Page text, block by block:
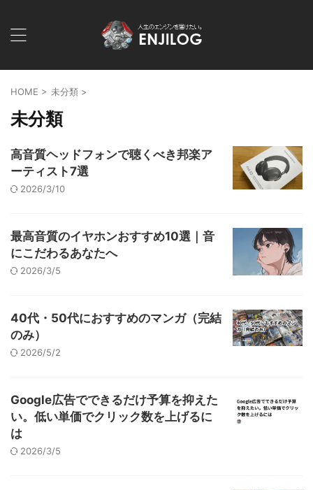
HOME > 未分類 >
未分類
高音質ヘッドフォンで聴くべき邦楽ア
ーティスト7選
2026/3/10
最高音質のイヤホンおすすめ10選｜音
にこだわるあなたへ
2026/3/5
40代・50代におすすめのマンガ（完結
のみ）
2026/5/2
Google広告でできるだけ予算を抑えた
い。低い単価でクリック数を上げるに
は
2026/3/5